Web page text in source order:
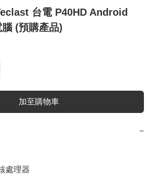
台電 P40HD Android
(預購產品)
加至購物車
−
處理器